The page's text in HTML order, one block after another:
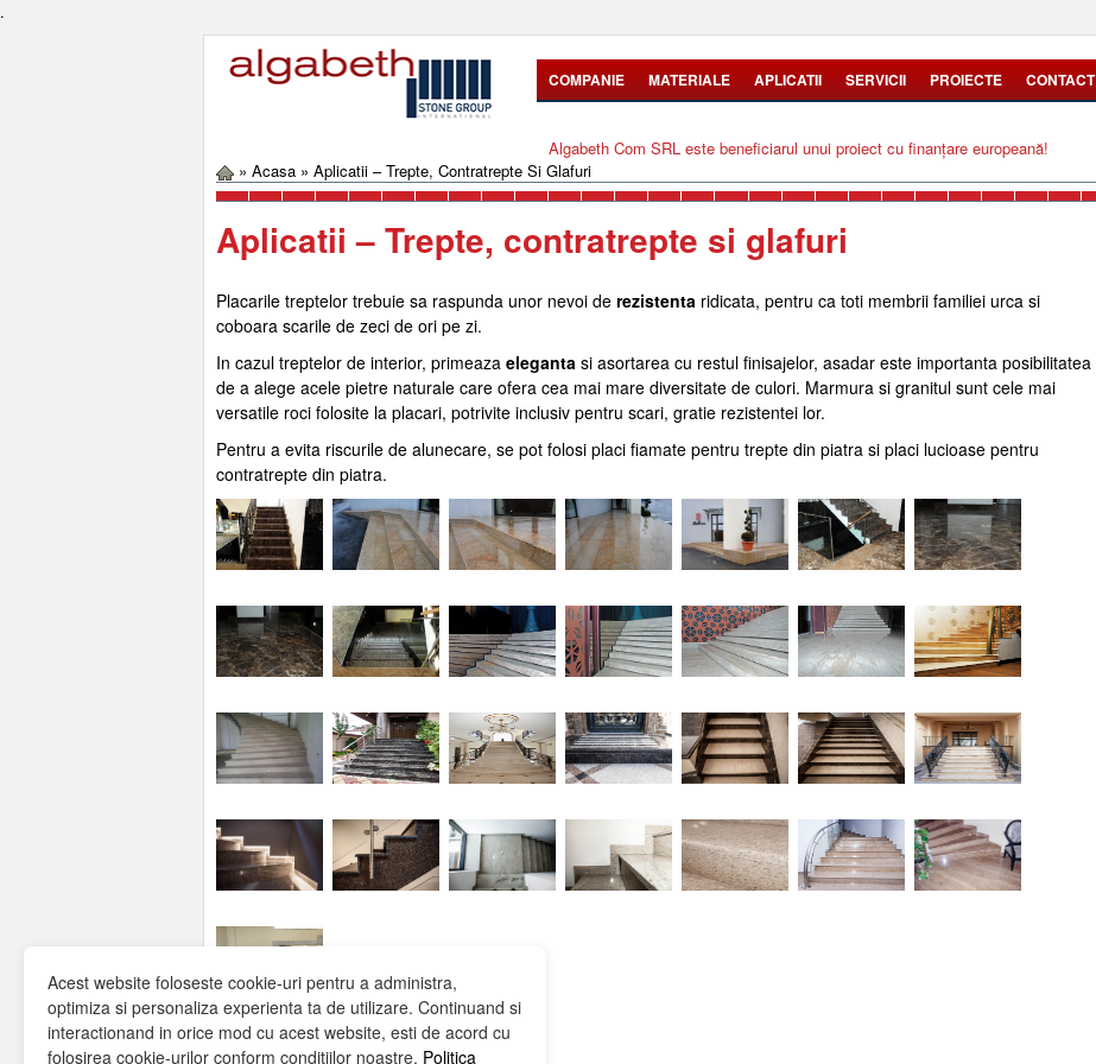
.
Acest website foloseste cookie-uri pentru a administra,
optimiza si personaliza experienta ta de utilizare. Continuand si
interactionand in orice mod cu acest website, esti de acord cu
folosirea cookie-urilor conform conditiilor noastre. Politica
COMPANIE MATERIALE APLICATII SERVICII PROIECTE CONTACT
Algabeth Com SRL este beneficiarul unui proiect cu finanțare europeană!
» Acasa » Aplicatii – Trepte, Contratrepte Si Glafuri
Aplicatii – Trepte, contratrepte si glafuri
Placarile treptelor trebuie sa raspunda unor nevoi de rezistenta ridicata, pentru ca toti membrii familiei urca si
coboara scarile de zeci de ori pe zi.
In cazul treptelor de interior, primeaza eleganta si asortarea cu restul finisajelor, asadar este importanta posibilitatea
de a alege acele pietre naturale care ofera cea mai mare diversitate de culori. Marmura si granitul sunt cele mai
versatile roci folosite la placari, potrivite inclusiv pentru scari, gratie rezistentei lor.
Pentru a evita riscurile de alunecare, se pot folosi placi fiamate pentru trepte din piatra si placi lucioase pentru
contratrepte din piatra.